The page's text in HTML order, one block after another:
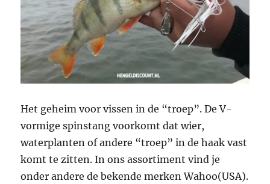
Het geheim voor vissen in de “troep”. De V-
vormige spinstang voorkomt dat wier,
waterplanten of andere “troep” in de haak vast
komt te zitten. In ons assortiment vind je
onder andere de bekende merken Wahoo(USA).